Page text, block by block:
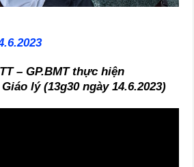
– GP.BMT thực hiện
lý (13g30 ngày 14.6.2023)